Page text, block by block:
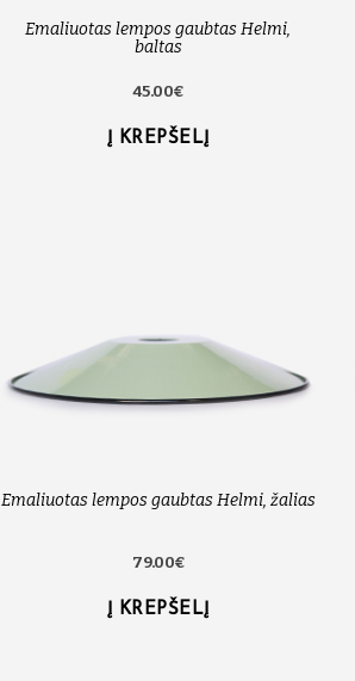
Emaliuotas lempos gaubtas Helmi,
baltas
45.00€
Į KREPŠELĮ
Emaliuotas lempos gaubtas Helmi, žalias
79.00€
Į KREPŠELĮ